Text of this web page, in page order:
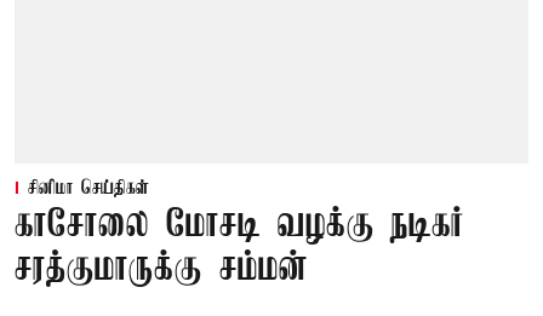
சினிமா செய்திகள்
காசோலை மோசடி வழக்கு நடிகர்
சரத்குமாருக்கு சம்மன்